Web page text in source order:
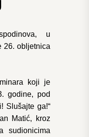
u
26. obljetnica
koji je
godine, pod
Slušajte ga!“
Matić, kroz
sudionicima